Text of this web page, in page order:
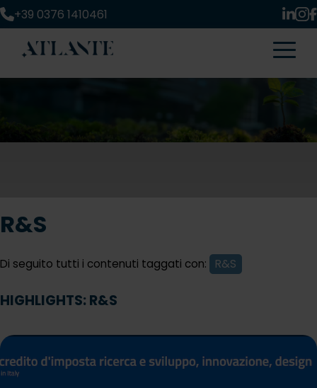
+39 0376 1410461
R&S
Di seguito tutti i contenuti taggati con: R&S
HIGHLIGHTS: R&S